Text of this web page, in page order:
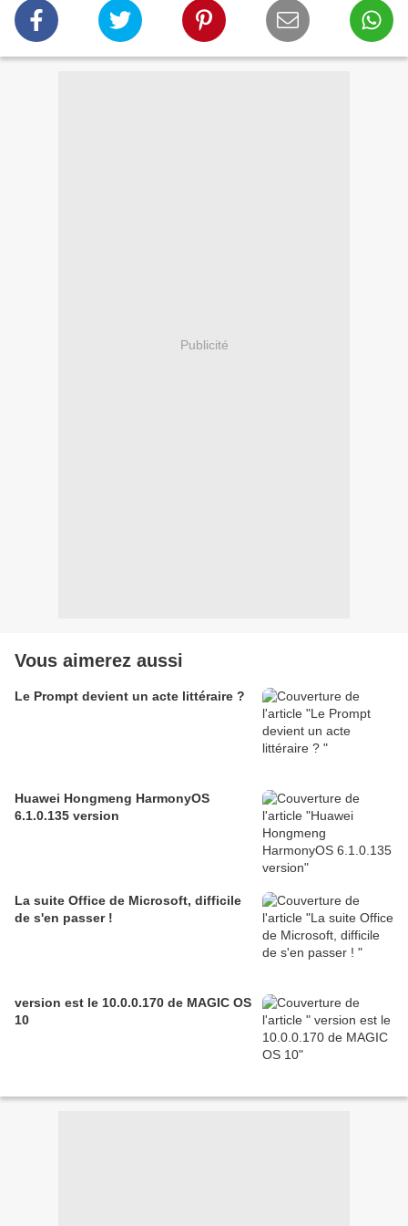
Publicité
Vous aimerez aussi
Le Prompt devient un acte littéraire ?
Huawei Hongmeng HarmonyOS
6.1.0.135 version
La suite Office de Microsoft, difficile
de s'en passer !
version est le 10.0.0.170 de MAGIC OS
10